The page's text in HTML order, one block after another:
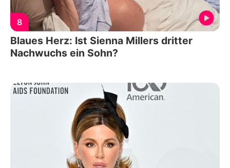
8
Blaues Herz: Ist Sienna Millers dritter
Nachwuchs ein Sohn?